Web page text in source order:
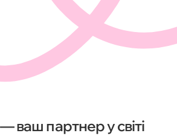
ваш партнер у світі